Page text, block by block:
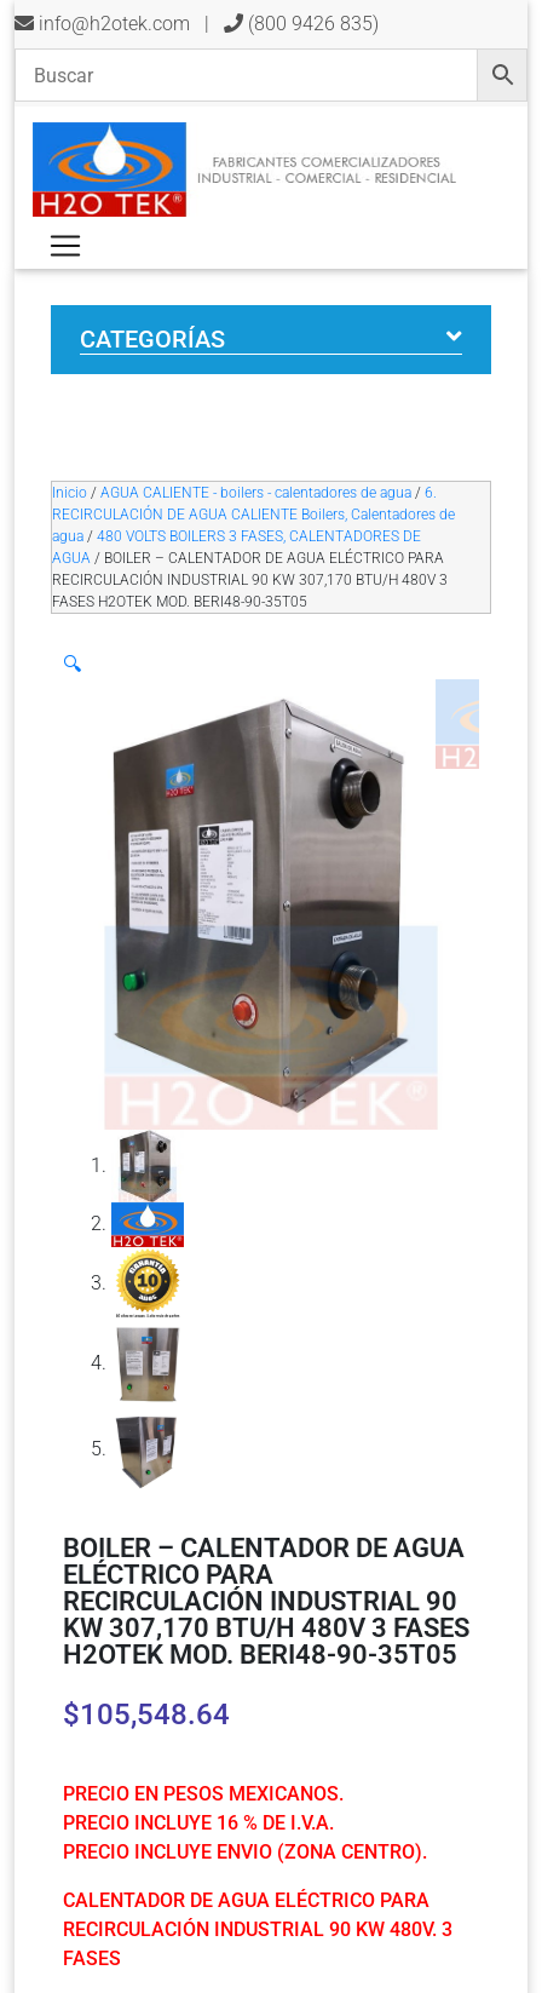
info@h2otek.com | (800 9426 835)
CATEGORÍAS
Inicio / AGUA CALIENTE - boilers - calentadores de agua / 6.
RECIRCULACIÓN DE AGUA CALIENTE Boilers, Calentadores de
agua / 480 VOLTS BOILERS 3 FASES, CALENTADORES DE
AGUA / BOILER – CALENTADOR DE AGUA ELÉCTRICO PARA
RECIRCULACIÓN INDUSTRIAL 90 KW 307,170 BTU/H 480V 3
FASES H2OTEK MOD. BERI48-90-35T05
🔍
BOILER – CALENTADOR DE AGUA
ELÉCTRICO PARA
RECIRCULACIÓN INDUSTRIAL 90
KW 307,170 BTU/H 480V 3 FASES
H2OTEK MOD. BERI48-90-35T05
$105,548.64
PRECIO EN PESOS MEXICANOS.
PRECIO INCLUYE 16 % DE I.V.A.
PRECIO INCLUYE ENVIO (ZONA CENTRO).
CALENTADOR DE AGUA ELÉCTRICO PARA
RECIRCULACIÓN INDUSTRIAL 90 KW 480V. 3
FASES